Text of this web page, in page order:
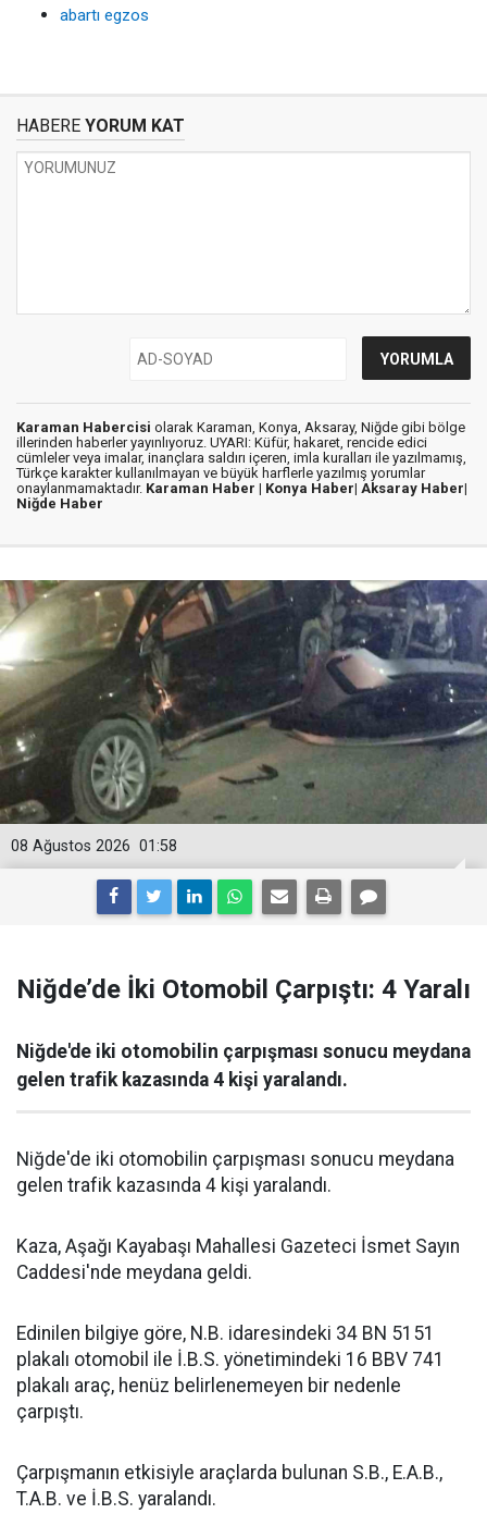
abartı egzos
HABERE YORUM KAT
Karaman Habercisi olarak Karaman, Konya, Aksaray, Niğde gibi bölge
illerinden haberler yayınlıyoruz. UYARI: Küfür, hakaret, rencide edici
cümleler veya imalar, inançlara saldırı içeren, imla kuralları ile yazılmamış,
Türkçe karakter kullanılmayan ve büyük harflerle yazılmış yorumlar
onaylanmamaktadır. Karaman Haber | Konya Haber| Aksaray Haber|
Niğde Haber
01:58
08 Ağustos 2026
Niğde’de İki Otomobil Çarpıştı: 4 Yaralı
Niğde'de iki otomobilin çarpışması sonucu meydana
gelen trafik kazasında 4 kişi yaralandı.
Niğde'de iki otomobilin çarpışması sonucu meydana
gelen trafik kazasında 4 kişi yaralandı.
Kaza, Aşağı Kayabaşı Mahallesi Gazeteci İsmet Sayın
Caddesi'nde meydana geldi.
Edinilen bilgiye göre, N.B. idaresindeki 34 BN 5151
plakalı otomobil ile İ.B.S. yönetimindeki 16 BBV 741
plakalı araç, henüz belirlenemeyen bir nedenle
çarpıştı.
Çarpışmanın etkisiyle araçlarda bulunan S.B., E.A.B.,
T.A.B. ve İ.B.S. yaralandı.